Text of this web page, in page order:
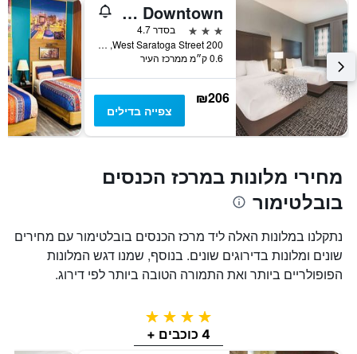
La Quinta Inn & Suites by Wyndham Baltimore Downtown
3 כוכבים
בסדר 4.7
200 West Saratoga Street, בולטימור, MD, ארצות הברית
0.6 ק״מ ממרכז העיר
₪206
צפייה בדילים
מחירי מלונות במרכז הכנסים
בובלטימור
נתקלנו במלונות האלה ליד מרכז הכנסים בובלטימור עם מחירים
שונים ומלונות בדירוגים שונים. בנוסף, שמנו דגש המלונות
הפופולריים ביותר ואת התמורה הטובה ביותר לפי דירוג.
4 כוכבים
4 כוכבים +